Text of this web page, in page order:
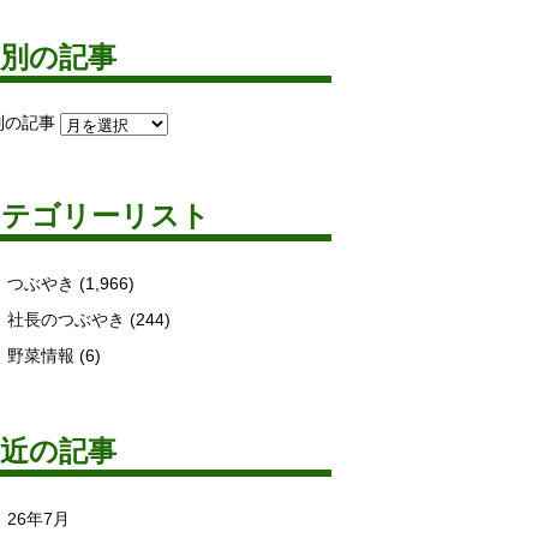
の記事
の記事
ゴリーリスト
つぶやき (1,966)
社長のつぶやき (244)
野菜情報 (6)
の記事
26年7月